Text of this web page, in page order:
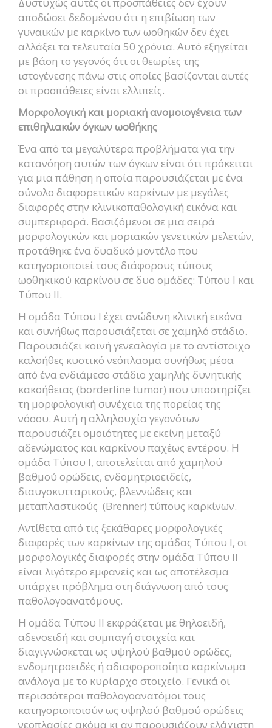
αποδώσει δεδομένου ότι η επιβίωση των
γυναικών με καρκίνο των ωοθηκών δεν έχει
αλλάξει τα τελευταία 50 χρόνια. Αυτό εξηγείται
με βάση το γεγονός ότι οι θεωρίες της
ιστογένεσης πάνω στις οποίες βασίζονται αυτές
οι προσπάθειες είναι ελλιπείς.
Μορφολογική και μοριακή ανομοιογένεια των
επιθηλιακών όγκων ωοθήκης
Ένα από τα μεγαλύτερα προβλήματα για την
κατανόηση αυτών των όγκων είναι ότι πρόκειται
για μια πάθηση η οποία παρουσιάζεται με ένα
σύνολο διαφορετικών καρκίνων με μεγάλες
διαφορές στην κλινικοπαθολογική εικόνα και
συμπεριφορά. Βασιζόμενοι σε μια σειρά
μορφολογικών και μοριακών γενετικών μελετών,
προτάθηκε ένα δυαδικό μοντέλο που
κατηγοριοποιεί τους διάφορους τύπους
ωοθηκικού καρκίνου σε δυο ομάδες: Τύπου I και
Τύπου II.
Η ομάδα Τύπου I έχει ανώδυνη κλινική εικόνα
και συνήθως παρουσιάζεται σε χαμηλό στάδιο.
Παρουσιάζει κοινή γενεαλογία με το αντίστοιχο
καλοήθες κυστικό νεόπλασμα συνήθως μέσα
από ένα ενδιάμεσο στάδιο χαμηλής δυνητικής
κακοήθειας (borderline tumor) που υποστηρίζει
τη μορφολογική συνέχεια της πορείας της
νόσου. Αυτή η αλληλουχία γεγονότων
παρουσιάζει ομοιότητες με εκείνη μεταξύ
αδενώματος και καρκίνου παχέως εντέρου. Η
ομάδα Τύπου I, αποτελείται από χαμηλού
βαθμού ορώδεις, ενδομητριοειδείς,
διαυγοκυτταρικούς, βλεννώδεις και
μεταπλαστικούς (Brenner) τύπους καρκίνων.
Αντίθετα από τις ξεκάθαρες μορφολογικές
διαφορές των καρκίνων της ομάδας Τύπου I, οι
μορφολογικές διαφορές στην ομάδα Τύπου II
είναι λιγότερο εμφανείς και ως αποτέλεσμα
υπάρχει πρόβλημα στη διάγνωση από τους
παθολογοανατόμους.
Η ομάδα Τύπου II εκφράζεται με θηλοειδή,
αδενοειδή και συμπαγή στοιχεία και
διαγιγνώσκεται ως υψηλού βαθμού ορώδες,
ενδομητροειδές ή αδιαφοροποίητο καρκίνωμα
ανάλογα με το κυρίαρχο στοιχείο. Γενικά οι
περισσότεροι παθολογοανατόμοι τους
κατηγοριοποιούν ως υψηλού βαθμού ορώδεις
νεοπλασίες ακόμα κι αν παρουσιάζουν ελάχιστη